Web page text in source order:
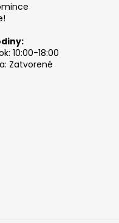
10:00-18:00
Zatvorené